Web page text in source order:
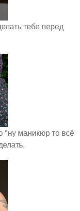
тебе перед
"ну маникюр то всё